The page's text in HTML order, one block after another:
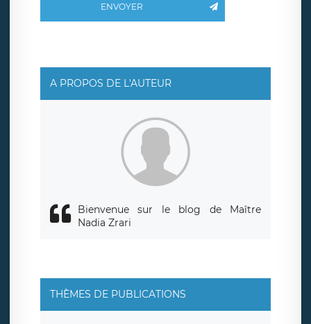
basé en France et offrant des
clauses de protection
limitation du traitement relatif à vos données à caractère
données. Vous pouvez exercer ces droits auprès du délégué
de traitement est la société LÉGAVOX, sis 9 rue Léopold
Sédar Senghor, joignable à l’adresse mail :
responsabledetraitement@legavox.fr. Vous avez également
le droit d’introduire une réclamation auprès d’une autorité
ENVOYER
A PROPOS DE L'AUTEUR
Bienvenue sur le blog de Maître
Nadia Zrari
THÈMES DE PUBLICATIONS